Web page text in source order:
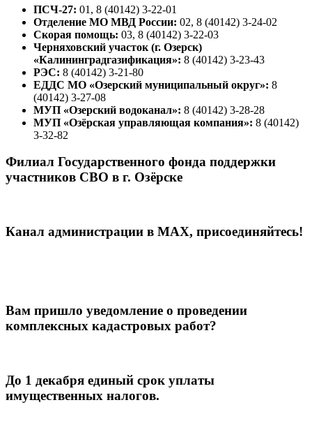
ПСЧ-27: 01, 8 (40142) 3-22-01
Отделение МО МВД России: 02, 8 (40142) 3-24-02
Скорая помощь: 03, 8 (40142) 3-22-03
Черняховский участок (г. Озерск)
«Калининградгазификация»: 8 (40142) 3-23-43
РЭС: 8 (40142) 3-21-80
ЕДДС МО «Озерский муниципальный округ»: 8
(40142) 3-27-08
МУП «Озерский водоканал»: 8 (40142) 3-28-28
МУП «Озёрская управляющая компания»: 8 (40142)
3-32-82
Филиал Государственного фонда поддержки
участников СВО в г. Озёрске
Канал администрации в МАХ, присоединяйтесь!
Вам пришло уведомление о проведении
комплексных кадастровых работ?
До 1 декабря единый срок уплаты
имущественных налогов.